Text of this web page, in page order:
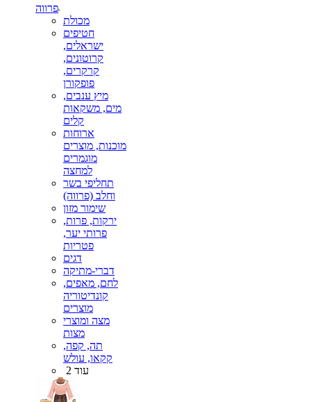
פרווה
מכולת
חטיפים
ישראלים,
קרוטונים,
קרקרים,
פופקורן
מיץ ענבים,
מים, משקאות
קלים
ארוחות
מוכנות, מוצרים
מוגמרים
למחצה
תחליפי בשר
וחלב (פרווה)
שימור מזון
ירקות, פרות,
פרותי יער,
פטריות
דגים
דברי-מתיקה
לחם, מאפים,
קונדיטוריה
מוצרים
מצה ומוצרי
מצות
תה, קפה,
קקאו, עולש
עוד 2